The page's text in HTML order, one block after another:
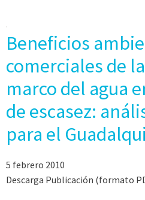
Beneficios
comerciales de
marco del agua
de escasez:
para el
5 febrero 2010
Descarga Publicación (formato